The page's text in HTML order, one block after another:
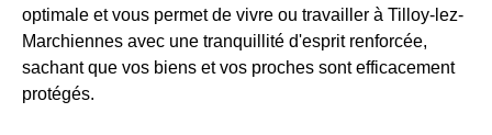
optimale et vous permet de vivre ou travailler à Tilloy-lez-
Marchiennes avec une tranquillité d'esprit renforcée,
sachant que vos biens et vos proches sont efficacement
protégés.